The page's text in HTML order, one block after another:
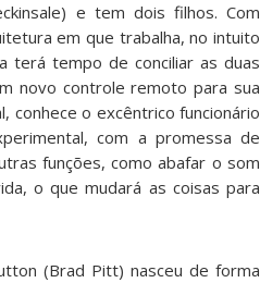
e tem dois filhos. Com
em que trabalha, no intuito
terá tempo de conciliar as duas
novo controle remoto para sua
conhece o excêntrico funcionário
com a promessa de
funções, como abafar o som
o que mudará as coisas para
(Brad Pitt) nasceu de forma